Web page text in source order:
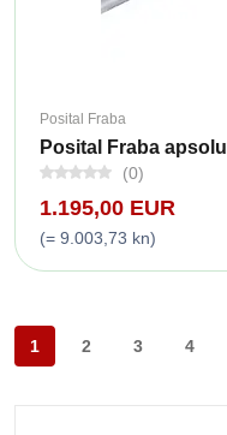
Posital Fraba
Posital Fraba
(0)
1.195,00 EUR
(= 9.003,73 kn)
1 2 3 4